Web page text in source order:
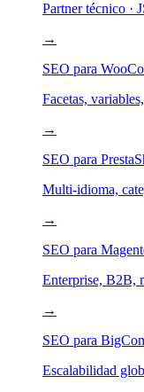
Partner técnico ·
→
SEO para
Facetas,
→
SEO para
Multi-idioma,
→
SEO para
Enterprise, B2B,
→
SEO para
Escalabilidad